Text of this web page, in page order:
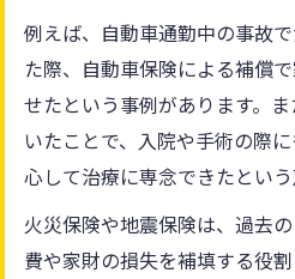
例えば、自動車通勤中の事故
た際、自動車保険による補償
せたという事例があります。
いたことで、入院や手術の際
心して治療に専念できたとい
火災保険や地震保険は、過去
費や家財の損失を補填する役